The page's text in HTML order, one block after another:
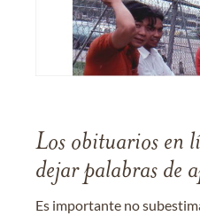
Los obituarios en
dejar palabras de
Es importante no